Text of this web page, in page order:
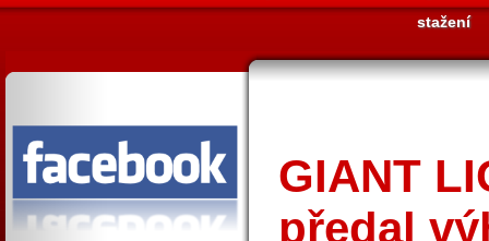
stažení
GIANT
předal